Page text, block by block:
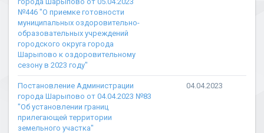
№446 "О приемке готовности
муниципальных оздоровительно-
образовательных учреждений
городского округа города
Шарыпово к оздоровительному
сезону в 2023 году"
Постановление Администрации
города Шарыпово от 04.04.2023 №83
"Об установлении границ
прилегающей территории
земельного участка"
04.04.2023